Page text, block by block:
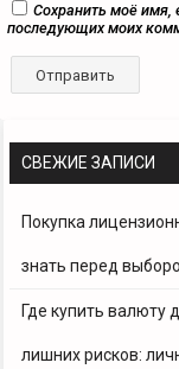
СВЕЖИЕ ЗАПИСИ
Покупка
знать перед
Где купить валюту
лишних рисков:
Сохранить моё имя,
последующих моих